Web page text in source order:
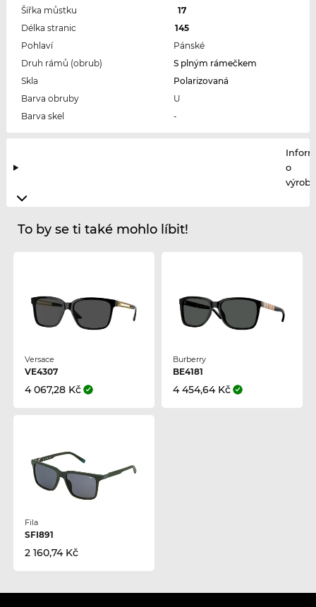
Šířka můstku
17
Délka stranic
145
Pohlaví
Pánské
Druh rámů (obrub)
S plným rámečkem
Skla
Polarizovaná
Barva obruby
U
Barva skel
-
o
To by se ti také mohlo líbit!
Versace
VE4307
4 067,28 Kč
Burberry
BE4181
4 454,64 Kč
Fila
SFI891
2 160,74 Kč